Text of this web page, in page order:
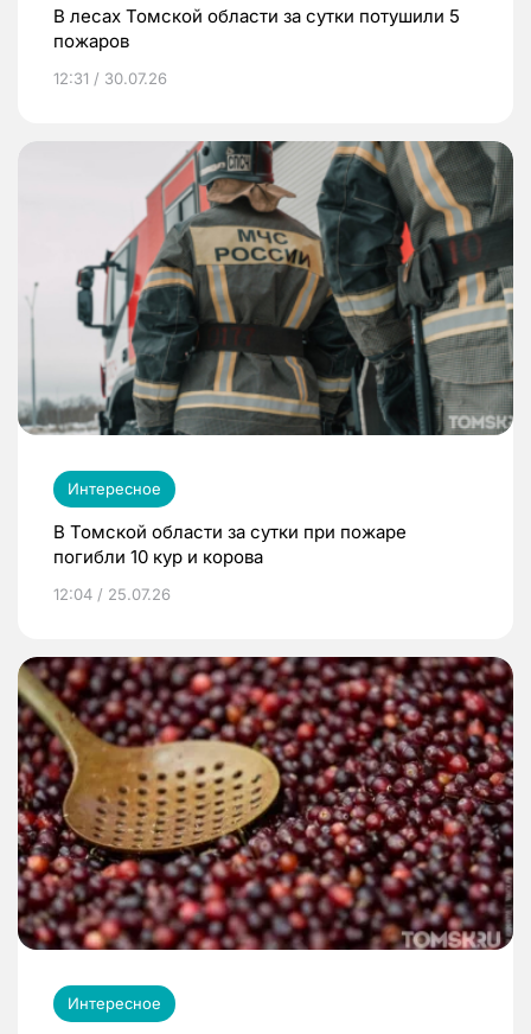
В лесах Томской области за сутки потушили 5
пожаров
12:31 / 30.07.26
Интересное
В Томской области за сутки при пожаре
погибли 10 кур и корова
12:04 / 25.07.26
Интересное